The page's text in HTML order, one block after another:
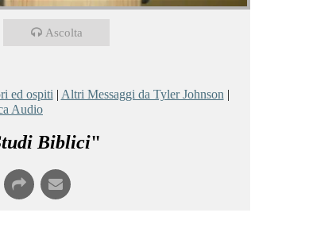
Ascolta
ed ospiti | Altri Messaggi da Tyler Johnson |
Audio
Biblici"